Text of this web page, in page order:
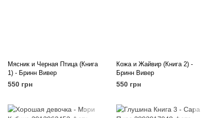
Мясник и Черная Птица (Книга
1) - Бринн Вивер
550 грн
Кожа и Жайвир (Книга 2) -
Бринн Вивер
550 грн